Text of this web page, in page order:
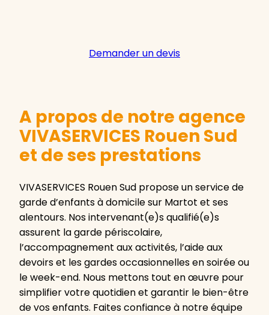
Demander un devis
A propos de notre agence
VIVASERVICES Rouen Sud
et de ses prestations
VIVASERVICES Rouen Sud propose un service de
garde d’enfants à domicile sur Martot et ses
alentours. Nos intervenant(e)s qualifié(e)s
assurent la garde périscolaire,
l’accompagnement aux activités, l’aide aux
devoirs et les gardes occasionnelles en soirée ou
le week-end. Nous mettons tout en œuvre pour
simplifier votre quotidien et garantir le bien-être
de vos enfants. Faites confiance à notre équipe